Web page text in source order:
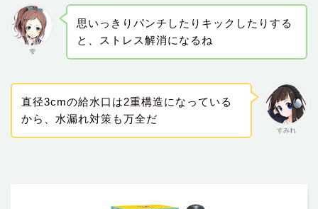
雫
思いっきりパンチしたりキックしたりする
と、ストレス解消になるね
すみれ
直径3cmの給水口は2重構造になっている
から、水漏れ対策も万全だ